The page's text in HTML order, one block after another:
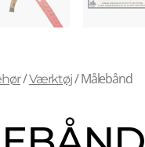
/Værktøj/ Målebånd